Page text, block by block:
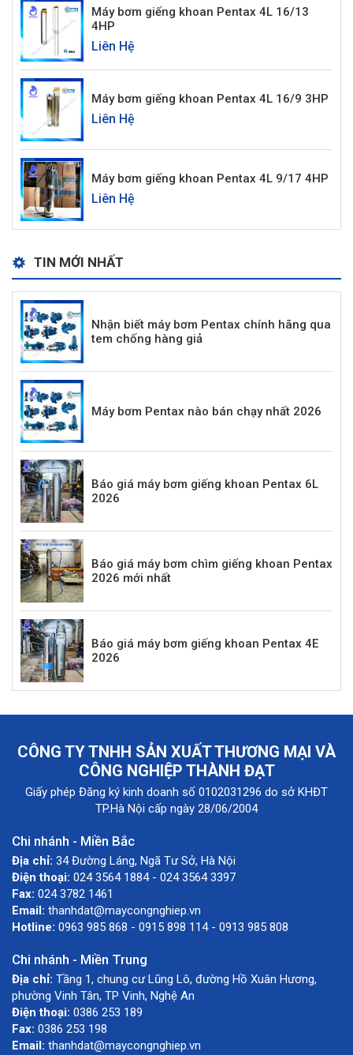
Máy bơm giếng khoan Pentax 4L 16/13
4HP
Liên Hệ
Máy bơm giếng khoan Pentax 4L 16/9 3HP
Liên Hệ
Máy bơm giếng khoan Pentax 4L 9/17 4HP
Liên Hệ
TIN MỚI NHẤT
Nhận biết máy bơm Pentax chính hãng qua
tem chống hàng giả
Máy bơm Pentax nào bán chạy nhất 2026
Báo giá máy bơm giếng khoan Pentax 6L
2026
Báo giá máy bơm chìm giếng khoan Pentax
2026 mới nhất
Báo giá máy bơm giếng khoan Pentax 4E
2026
CÔNG TY TNHH SẢN XUẤT THƯƠNG MẠI VÀ
CÔNG NGHIỆP THÀNH ĐẠT
Giấy phép Đăng ký kinh doanh số 0102031296 do sở KHĐT
TP.Hà Nội cấp ngày 28/06/2004
Chi nhánh - Miền Bắc
Địa chỉ: 34 Đường Láng, Ngã Tư Sở, Hà Nội
Điện thoại: 024 3564 1884 - 024 3564 3397
Fax: 024 3782 1461
Email: thanhdat@maycongnghiep.vn
Hotline: 0963 985 868 - 0915 898 114 - 0913 985 808
Chi nhánh - Miền Trung
Địa chỉ: Tầng 1, chung cư Lũng Lô, đường Hồ Xuân Hương,
phường Vinh Tân, TP Vinh, Nghệ An
Điện thoại: 0386 253 189
Fax: 0386 253 198
Email: thanhdat@maycongnghiep.vn